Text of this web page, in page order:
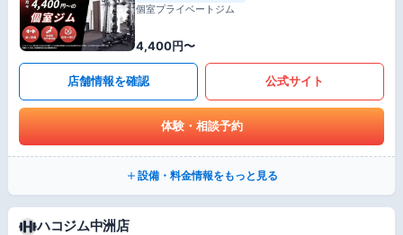
個室プライベートジム
4,400円〜
店舗情報を確認 公式サイト
体験・相談予約
設備・料金情報をもっと見る
ハコジム中洲店